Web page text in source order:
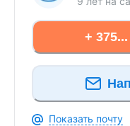
Беларусь № 02240/
оказание
+
Показать почту